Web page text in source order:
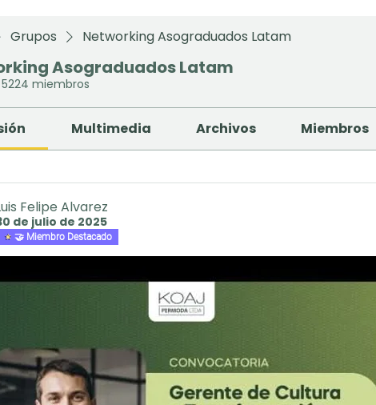
Grupos Networking Asograduados Latam
Asograduados Latam
5224 miembros
Multimedia Archivos Miembros
Felipe Alvarez
de julio de 2025
🤝 Miembro Destacado